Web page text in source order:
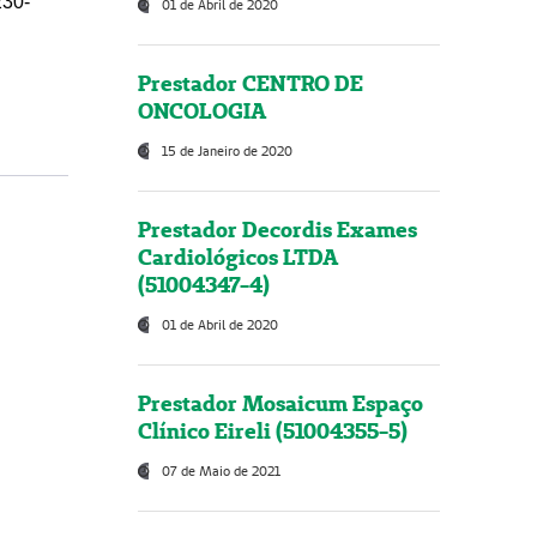
01 de Abril de 2020
Prestador CENTRO DE
ONCOLOGIA
15 de Janeiro de 2020
Prestador Decordis Exames
Cardiológicos LTDA
(51004347-4)
01 de Abril de 2020
Prestador Mosaicum Espaço
Clínico Eireli (51004355-5)
07 de Maio de 2021